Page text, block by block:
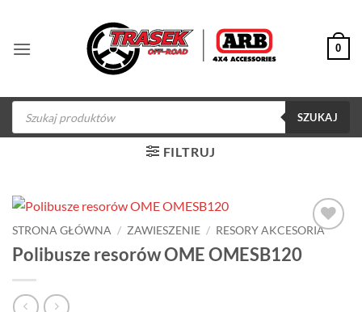
zawartości
0
Wyszukiwarka
produktów
SZUKAJ
FILTRUJ
Dodaj do
obserwowanych
STRONA GŁÓWNA / ZAWIESZENIE / RESORY AKCESORIA
Polibusze resorów OME OMESB120